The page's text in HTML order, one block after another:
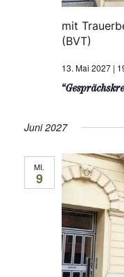
13. Mai 2027 |
mit
(BVT)
Juni 2027
MI.
9